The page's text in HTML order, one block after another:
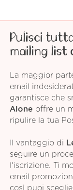
Pulisci
mailing list
La maggior
email
garantisce che
Alone offre un
ripulire la tua
Il vantaggio di
seguire un
l'iscrizione. Ti
email
così puoi